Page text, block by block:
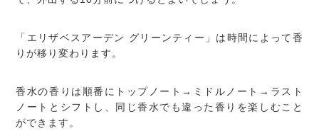
「エリザベスアーデン グリーンティー」は時間によって香
りが移り変わります。
香水の香りは順番にトップノート→ミドルノート→ラスト
ノートとシフトし、同じ香水でも違った香りを楽しむこと
ができます。